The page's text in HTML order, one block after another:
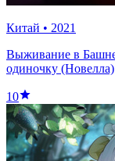
Китай • 2021
Выживание в
одиночку (Новелла)
10